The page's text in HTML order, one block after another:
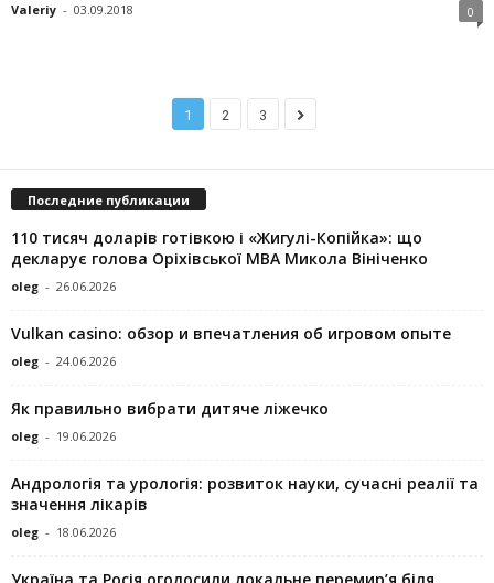
Valeriy - 03.09.2018 0
1 2 3
Последние публикации
110 тисяч доларів готівкою і «Жигулі-Копійка»: що
декларує голова Оріхівської МВА Микола Вініченко
oleg - 26.06.2026
Vulkan casino: обзор и впечатления об игровом опыте
oleg - 24.06.2026
Як правильно вибрати дитяче ліжечко
oleg - 19.06.2026
Андрологія та урологія: розвиток науки, сучасні реалії та
значення лікарів
oleg - 18.06.2026